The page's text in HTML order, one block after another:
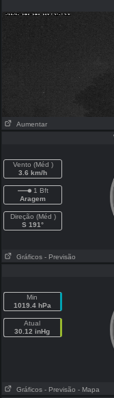
Aumentar
Vento (Méd )
3.6 km/h
1 Bft
Aragem
Direção (Méd )
S 191°
Gráficos - Previsão
Min
1019.4 hPa
Atual
30.12 inHg
Gráficos - Previsão - Mapa